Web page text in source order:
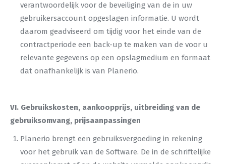
verantwoordelijk voor de beveiliging van de in uw
gebruikersaccount opgeslagen informatie. U wordt
daarom geadviseerd om tijdig voor het einde van de
contractperiode een back-up te maken van de voor u
relevante gegevens op een opslagmedium en formaat
dat onafhankelijk is van Planerio.
VI. Gebruikskosten, aankoopprijs, uitbreiding van de
gebruiksomvang, prijsaanpassingen
Planerio brengt een gebruiksvergoeding in rekening
voor het gebruik van de Software. De in de schriftelijke